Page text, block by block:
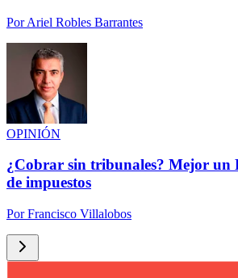
PorAriel Robles Barrantes
OPINIÓN
¿Cobrar sin tribunales? Mejor un
de impuestos
PorFrancisco Villalobos